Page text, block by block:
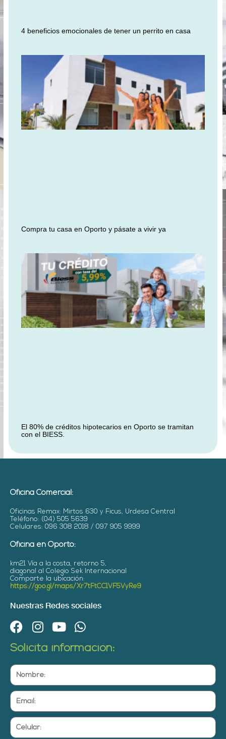
4 beneficios emocionales de tener un perrito en casa
Compra tu casa en Oporto y pásate a vivir ya
El 80% de créditos hipotecarios en Oporto se tramitan
con el BIESS.
Oficina Comercial:
Oficinas Remax: Mirtos 630 y Ficus, Urdesa Central
Teléfono: (04) 505 5639
Celulares: 096 308 2018 / 097 905 9999
Oficina en Oporto:
km21 Vía a la costa, retorno 5,
diagonal al Colegio Sek Internacional
Comparte la ubicación:
https://goo.gl/maps/Xr7tFtCC1VF5VyRe9
Nuestras Redes sociales
F
c
e
b
o
o
k
I
s
t
a
g
a
m
Y
u
t
b
W
a
t
a
p
Solicita información:
Nombre:
Email:
Celular: